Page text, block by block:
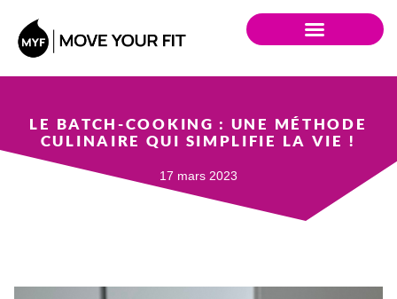
LE BATCH-COOKING : UNE MÉTHODE
CULINAIRE QUI SIMPLIFIE LA VIE !
17 mars 2023